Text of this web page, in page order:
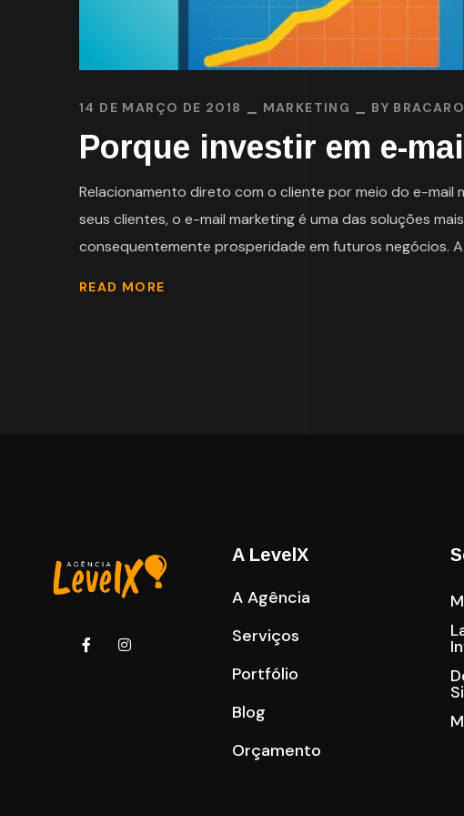
14 DE MARÇO DE 2018 MARKETING BY
Porque investir em e-
Relacionamento direto com o cliente por meio do e-
seus clientes, o e-mail marketing é uma das soluções
consequentemente prosperidade em futuros negócios.
READ MORE
A LevelX
A Agência
Serviços
Portfólio
Blog
Orçamento